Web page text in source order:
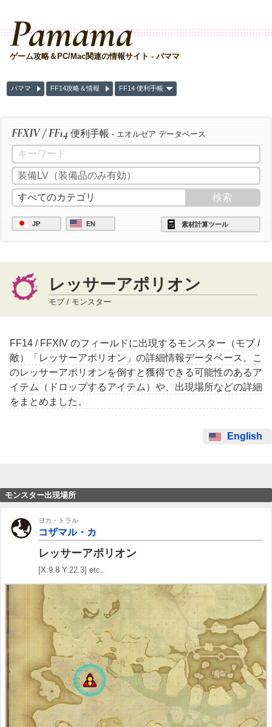
Pamama
ゲーム攻略＆PC/Mac関連の情報サイト - パママ
パママ FF14攻略＆情報 FF14 便利手帳
FFXIV / FF14 便利手帳 - エオルゼア データベース
JP EN 素材計算ツール
レッサーアポリオン
モブ / モンスター
FF14 / FFXIV のフィールドに出現するモンスター（モブ /
敵）「レッサーアポリオン」の詳細情報データベース。こ
のレッサーアポリオンを倒すと獲得できる可能性のあるア
イテム（ドロップするアイテム）や、出現場所などの詳細
をまとめました。
English
モンスター出現場所
ヨカ・トラル
コザマル・カ
レッサーアポリオン
[X:9.8 Y:22.3] etc..